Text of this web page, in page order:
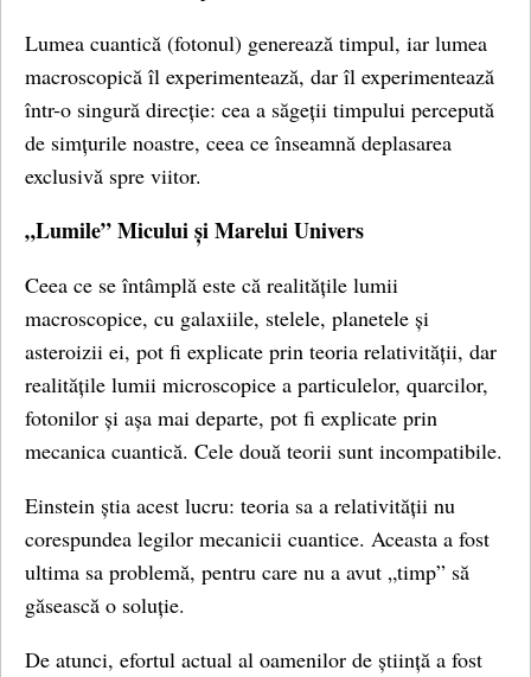
Lumea cuantică (fotonul) generează timpul, iar lumea
macroscopică îl experimentează, dar îl experimentează
într-o singură direcție: cea a săgeții timpului percepută
de simțurile noastre, ceea ce înseamnă deplasarea
exclusivă spre viitor.
„Lumile” Micului și Marelui Univers
Ceea ce se întâmplă este că realitățile lumii
macroscopice, cu galaxiile, stelele, planetele și
asteroizii ei, pot fi explicate prin teoria relativității, dar
realitățile lumii microscopice a particulelor, quarcilor,
fotonilor și așa mai departe, pot fi explicate prin
mecanica cuantică. Cele două teorii sunt incompatibile.
Einstein știa acest lucru: teoria sa a relativității nu
corespundea legilor mecanicii cuantice. Aceasta a fost
ultima sa problemă, pentru care nu a avut „timp” să
găsească o soluție.
De atunci, efortul actual al oamenilor de știință a fost